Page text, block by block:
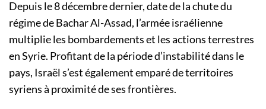
Depuis le 8 décembre dernier, date de la chute du
régime de Bachar Al-Assad, l’armée israélienne
multiplie les bombardements et les actions terrestres
en Syrie. Profitant de la période d’instabilité dans le
pays, Israël s’est également emparé de territoires
syriens à proximité de ses frontières.